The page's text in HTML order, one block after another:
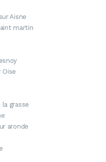
Aisne
martin
Oise
grasse
aronde